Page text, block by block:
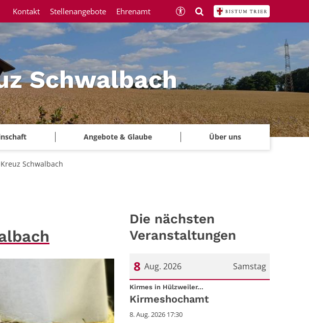
Schwalbach
Angebote & Glaube Über uns
Kontakt Stellenangebote Ehrenamt
Schwalbach
Die nächsten
Veranstaltungen
Samstag
8 Aug. 2026
Datum: 8. August 2026
Kirmes in Hülzweiler...
Kirmeshochamt
8. Aug. 2026 17:30